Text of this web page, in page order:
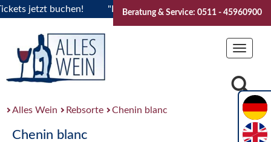
jetzt buchen! "Das Sommerfest 2026" Vive la
Beratung & Service: 0511 - 45960900
Toggle
Alles Wein Rebsorte Chenin blanc
Chenin blanc